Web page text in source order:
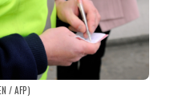
/ AFP)